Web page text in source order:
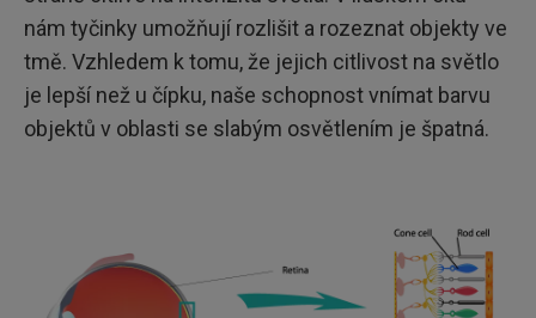
nám tyčinky umožňují rozlišit a rozeznat objekty ve
tmě. Vzhledem k tomu, že jejich citlivost na světlo
je lepší než u čípku, naše schopnost vnímat barvu
objektů v oblasti se slabým osvětlením je špatná.